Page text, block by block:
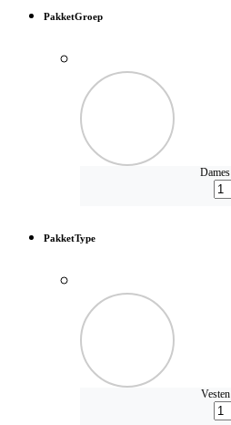
PakketGroep
Dames
PakketType
Vesten